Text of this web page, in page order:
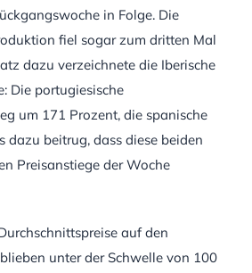
in Folge. Die
fiel sogar zum dritten Mal
dazu verzeichnete die Iberische
Die portugiesische
um 171 Prozent, die spanische
dazu beitrug, dass diese beiden
Preisanstiege der Woche
auf den
unter der Schwelle von 100